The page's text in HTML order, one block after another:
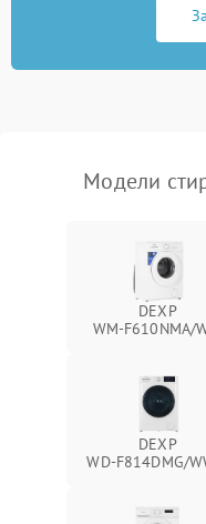
Модели
DEXP
WM‑F610NMA/
DEXP
WD‑F814DMG/